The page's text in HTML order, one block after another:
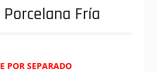
Fría
POR SEPARADO